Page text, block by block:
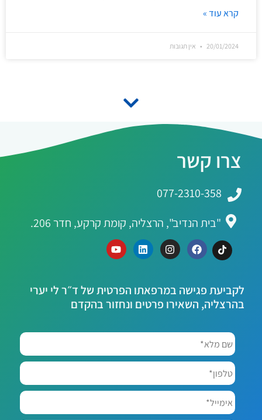
קרא עוד »
20/01/2024 אין תגובות
צרו קשר
077-2310-358
"בית הנדיב", הרצליה, קומת קרקע, חדר 206.
לקביעת פגישה במרפאתו הפרטית של ד״ר לי יערי
בהרצליה, השאירו פרטים ונחזור בהקדם
שם
מלא* *
טלפון*
אימייל*